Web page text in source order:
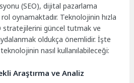
(SEO), dijital pazarlama
oynamaktadır. Teknolojinin hızla
stratejilerini güncel tutmak ve
oldukça önemlidir. İşte
nasıl kullanılabileceği:
Araştırma ve Analiz